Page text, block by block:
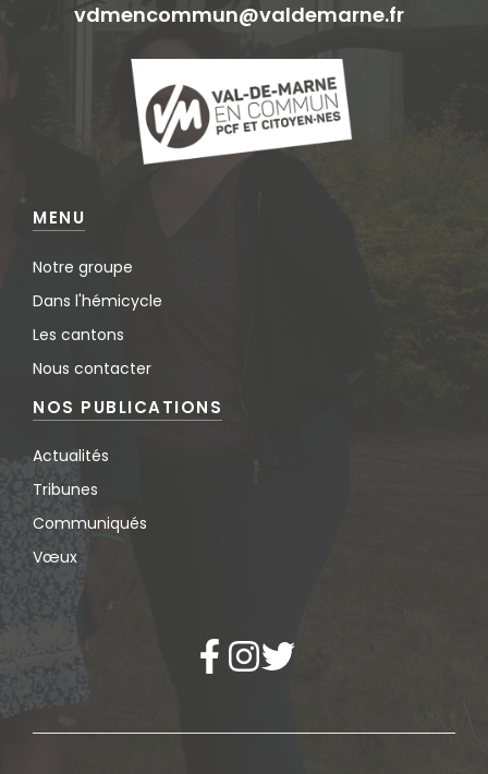
vdmencommun@valdemarne.fr
MENU
Notre groupe
Dans l'hémicycle
Les cantons
Nous contacter
NOS PUBLICATIONS
Actualités
Tribunes
Communiqués
Vœux